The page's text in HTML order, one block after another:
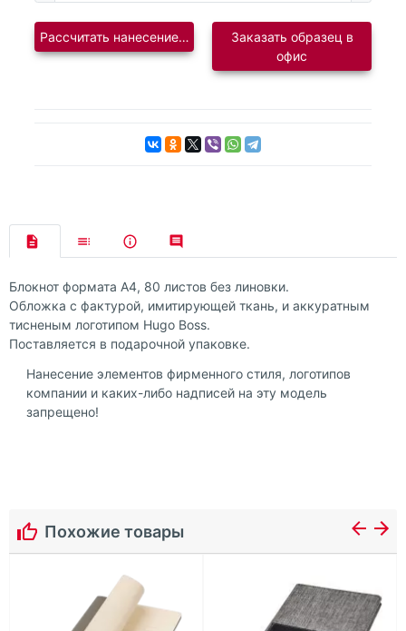
Рассчитать нанесение логотипаЗаказать образец в
офис
Блокнот формата А4, 80 листов без линовки.
Обложка с фактурой, имитирующей ткань, и аккуратным
тисненым логотипом Hugo Boss.
Поставляется в подарочной упаковке.
Нанесение элементов фирменного стиля, логотипов
компании и каких-либо надписей на эту модель
запрещено!
Похожие товары